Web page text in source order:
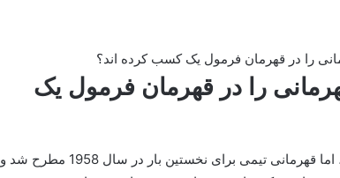
را در قهرمان فرمول یک
با این که این مسابقات از سال 1950 شروع به کار کرد، اما قهرمانی تیمی برای نخستین بار در سال 1958 مطرح شد و